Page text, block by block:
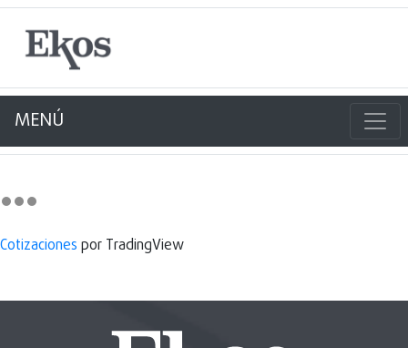
MENÚ
Cotizaciones por TradingView